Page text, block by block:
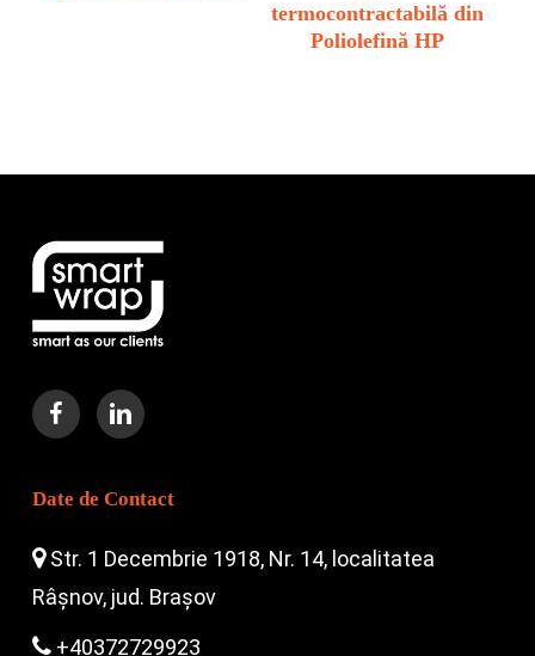
termocontractabilă din
Poliolefină HP
Date de Contact
Str. 1 Decembrie 1918, Nr. 14, localitatea
Râșnov, jud. Brașov
+40372729923